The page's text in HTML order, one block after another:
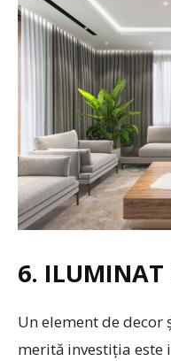
6. ILUMINAT
Un element de
merită investiția